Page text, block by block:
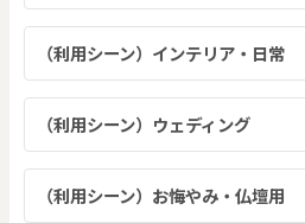
（利用シーン）インテリア・日常
（利用シーン）ウェディング
（利用シーン）お悔やみ・仏壇用